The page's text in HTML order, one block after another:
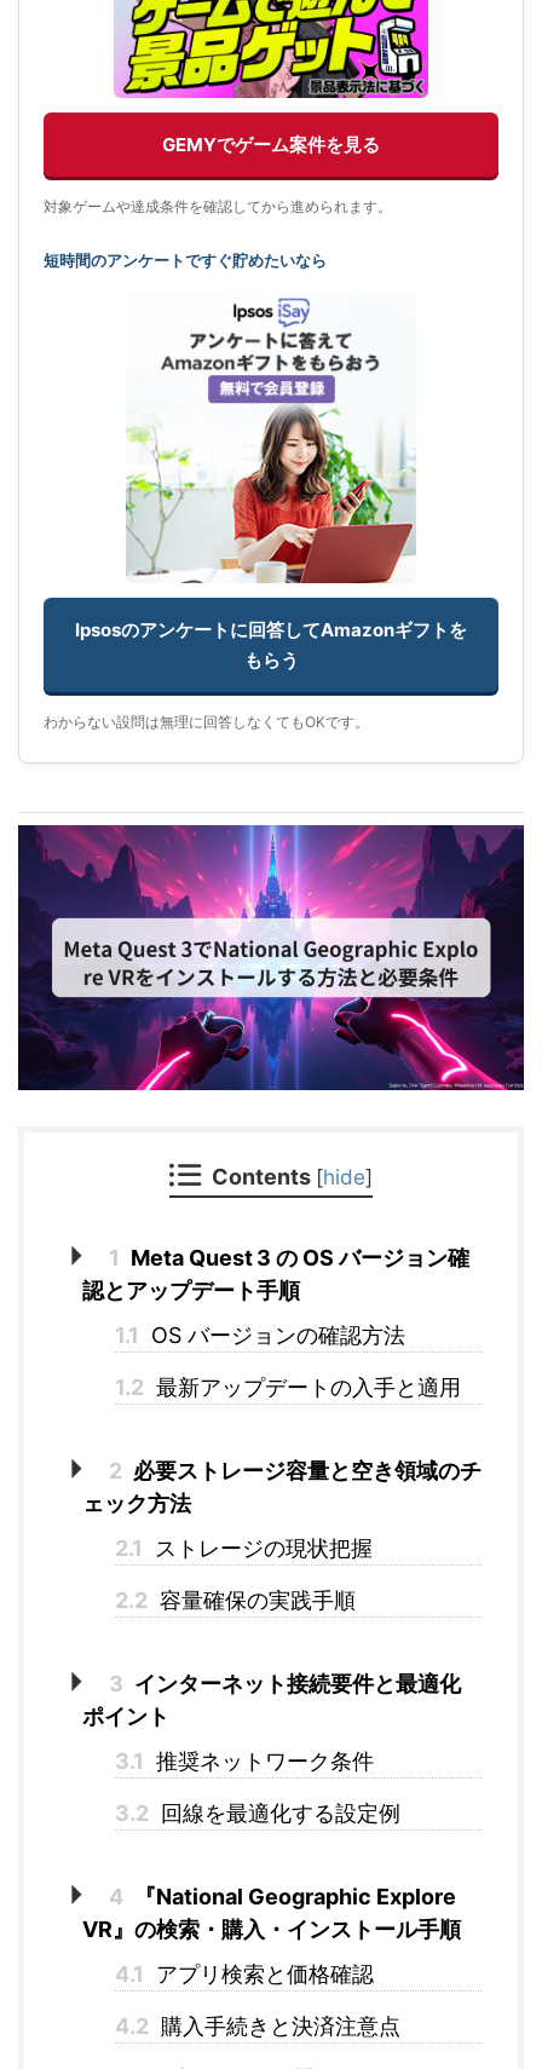
GEMYでゲーム案件を見る
対象ゲームや達成条件を確認してから進められます。
短時間のアンケートですぐ貯めたいなら
Ipsosのアンケートに回答してAmazonギフトを
もらう
わからない設問は無理に回答しなくてもOKです。
Contents [hide]
1 Meta Quest 3 の OS バージョン確
認とアップデート手順
1.1
OS バージョンの確認方法
1.2 最新アップデートの入手と適用
2 必要ストレージ容量と空き領域のチ
ェック方法
2.1
ストレージの現状把握
2.2 容量確保の実践手順
3 インターネット接続要件と最適化
ポイント
3.1 推奨ネットワーク条件
3.2 回線を最適化する設定例
4
『National Geographic Explore
VR』の検索・購入・インストール手順
4.1
アプリ検索と価格確認
4.2 購入手続きと決済注意点